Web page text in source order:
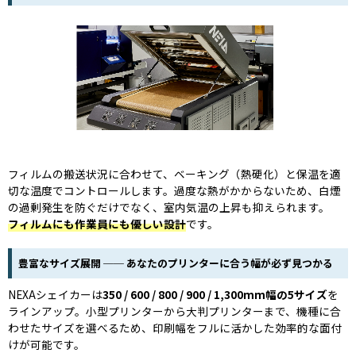
フィルムの搬送状況に合わせて、ベーキング（熱硬化）と保温を適
切な温度でコントロールします。過度な熱がかからないため、白煙
の過剰発生を防ぐだけでなく、室内気温の上昇も抑えられます。
フィルムにも作業員にも優しい設計です。
豊富なサイズ展開 ── あなたのプリンターに合う幅が必ず見つかる
NEXAシェイカーは350 / 600 / 800 / 900 / 1,300mm幅の5サイズを
ラインアップ。小型プリンターから大判プリンターまで、機種に合
わせたサイズを選べるため、印刷幅をフルに活かした効率的な面付
けが可能です。